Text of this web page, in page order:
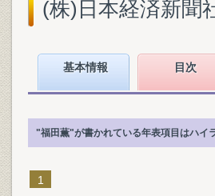
(株)日本経済新聞
基本情報 目次
"福田薫"が書かれている年表項目はハイ
1